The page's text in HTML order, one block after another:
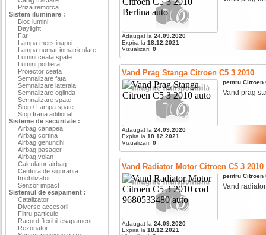
Priza remorca
Sistem iluminare :
Bloc lumini
Daylight
Far
Lampa mers inapoi
Lampa numar inmatriculare
Lumini ceata spate
Lumini portiera
Proiector ceata
Semnalizare fata
Semnalizare laterala
Semnalizare oglinda
Semnalizare spate
Stop / Lampa spate
Stop frana aditional
Sisteme de securitate :
Airbag canapea
Airbag cortina
Airbag genunchi
Airbag pasager
Airbag volan
Calculator airbag
Centura de siguranta
Imobilizator
Senzor impact
Sistemul de esapament :
Catalizator
Diverse accesorii
Filtru particule
Racord flexibil esapament
Rezonator
Adaugat la 24.09.2020
Expira la 18.12.2021
Vizualizari: 0
Vand Prag Stanga Citroen C5 3 2010
Adaugat la 24.09.2020
Expira la 18.12.2021
Vizualizari: 0
pentru Citroen
Vand prag
Vand Radiator Motor Citroen C5 3 2010
Adaugat la 24.09.2020
Expira la 18.12.2021
pentru Citroen
Vand